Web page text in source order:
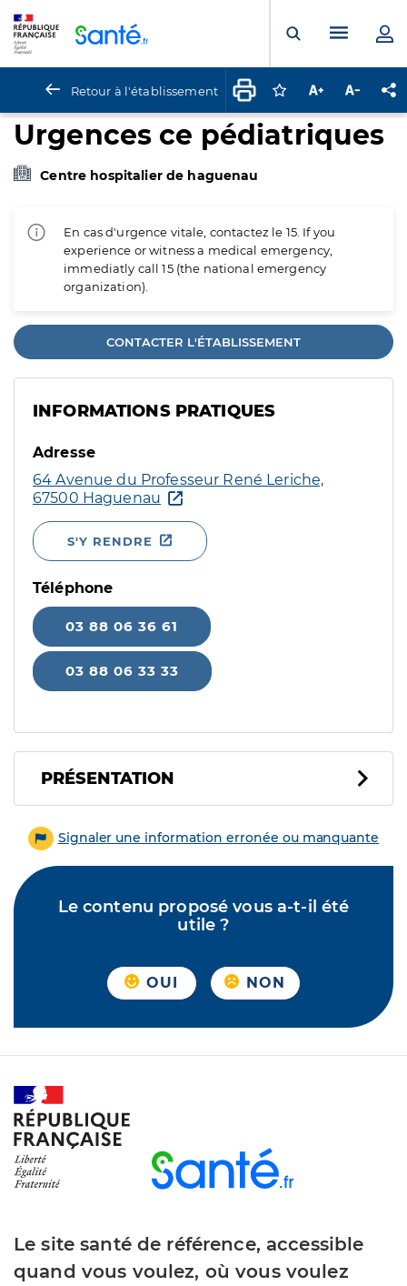
Ouvrir laMenu
Retour à l'établissement Connectez-vous
Augmenter la
Urgences ce pédiatriques
Centre hospitalier de haguenau
En cas d'urgence vitale, contactez le 15. If you
experience or witness a medical emergency,
immediatly call 15 (the national emergency
organization).
CONTACTER L'ÉTABLISSEMENT
INFORMATIONS PRATIQUES
Adresse
64 Avenue du Professeur René Leriche,
67500 Haguenau
S'Y RENDRE
Téléphone
03 88 06 36 61
03 88 06 33 33
PRÉSENTATION
Signaler une information erronée ou manquante
Le contenu proposé vous a-t-il été
utile ?
OUI NON
Le site santé de référence, accessible
quand vous voulez, où vous voulez